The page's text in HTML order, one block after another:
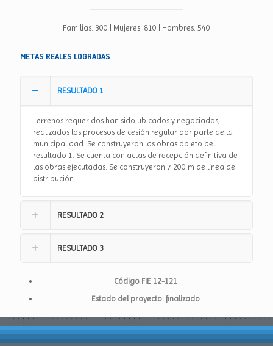
Familias: 300 | Mujeres: 810 | Hombres: 540
METAS REALES LOGRADAS
RESULTADO 1
Terrenos requeridos han sido ubicados y negociados,
realizados los procesos de cesión regular por parte de la
municipalidad. Se construyeron las obras objeto del
resultado 1. Se cuenta con actas de recepción definitiva de
las obras ejecutadas. Se construyeron 7.200 m de línea de
distribución.
RESULTADO 2
RESULTADO 3
Código FIE 12-121
Estado del proyecto: finalizado